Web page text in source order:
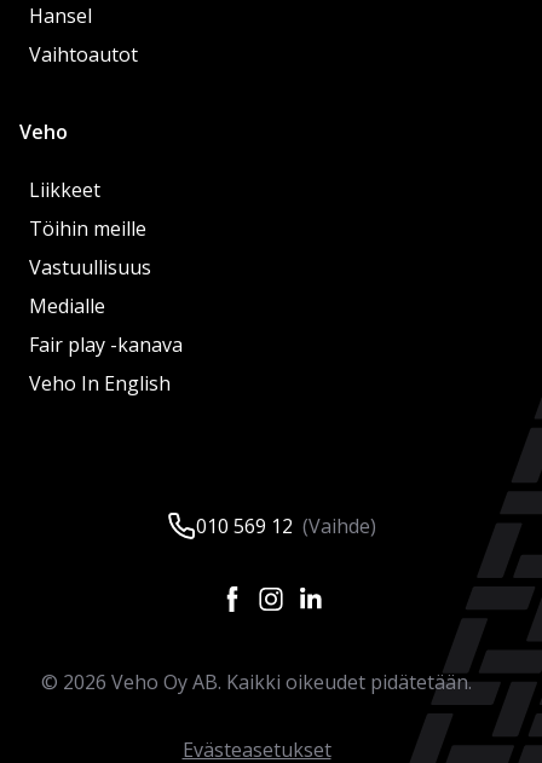
Hansel
Vaihtoautot
Veho
Liikkeet
Töihin meille
Vastuullisuus
Medialle
Fair play -kanava
Veho In English
010 569 12 (Vaihde)
© 2026 Veho Oy AB. Kaikki oikeudet pidätetään.
Evästeasetukset